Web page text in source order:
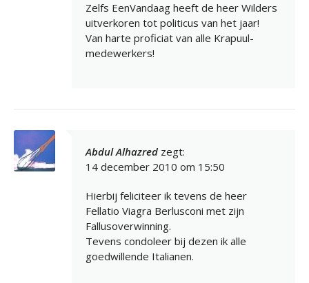
Zelfs EenVandaag heeft de heer Wilders
uitverkoren tot politicus van het jaar!
Van harte proficiat van alle Krapuul-
medewerkers!
Abdul Alhazred zegt:
14 december 2010 om 15:50
Hierbij feliciteer ik tevens de heer
Fellatio Viagra Berlusconi met zijn
Fallusoverwinning.
Tevens condoleer bij dezen ik alle
goedwillende Italianen.